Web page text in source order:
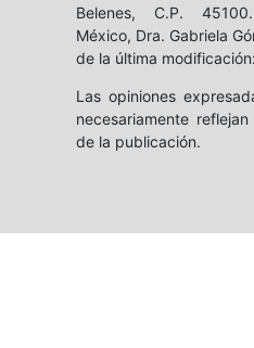
Belenes, C.P.
México, Dra. Gabriela
de la última
Las opiniones
necesariamente
de la publicación.